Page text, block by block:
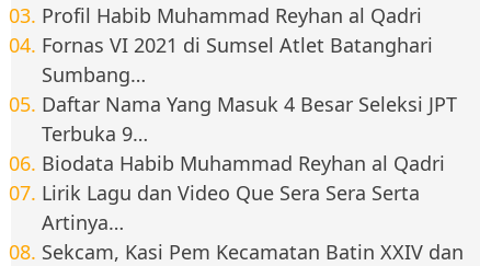
Profil Habib Muhammad Reyhan al Qadri
Fornas VI 2021 di Sumsel Atlet Batanghari
Sumbang…
Daftar Nama Yang Masuk 4 Besar Seleksi JPT
Terbuka 9…
Biodata Habib Muhammad Reyhan al Qadri
Lirik Lagu dan Video Que Sera Sera Serta
Artinya…
Sekcam, Kasi Pem Kecamatan Batin XXIV dan